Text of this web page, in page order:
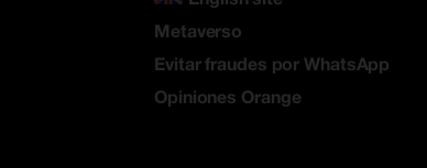
Metaverso
Evitar fraudes por WhatsApp
Opiniones Orange